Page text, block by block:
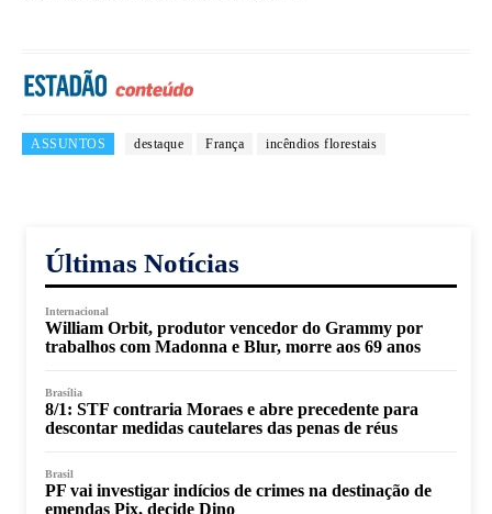
ASSUNTOS destaque França incêndios florestais
Últimas Notícias
Internacional
William Orbit, produtor vencedor do Grammy por
trabalhos com Madonna e Blur, morre aos 69 anos
Brasília
8/1: STF contraria Moraes e abre precedente para
descontar medidas cautelares das penas de réus
Brasil
PF vai investigar indícios de crimes na destinação de
emendas Pix, decide Dino